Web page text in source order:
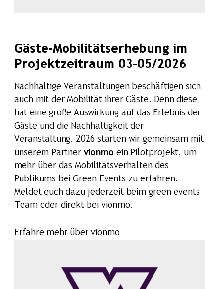
Gäste-Mobilitätserhebung im
Projektzeitraum 03-05/2026
Nachhaltige Veranstaltungen beschäftigen sich
auch mit der Mobilität ihrer Gäste. Denn diese
hat eine große Auswirkung auf das Erlebnis der
Gäste und die Nachhaltigkeit der
Veranstaltung. 2026 starten wir gemeinsam mit
unserem Partner vionmo ein Pilotprojekt, um
mehr über das Mobilitätsverhalten des
Publikums bei Green Events zu erfahren.
Meldet euch dazu jederzeit beim green events
Team oder direkt bei vionmo.
Erfahre mehr über vionmo